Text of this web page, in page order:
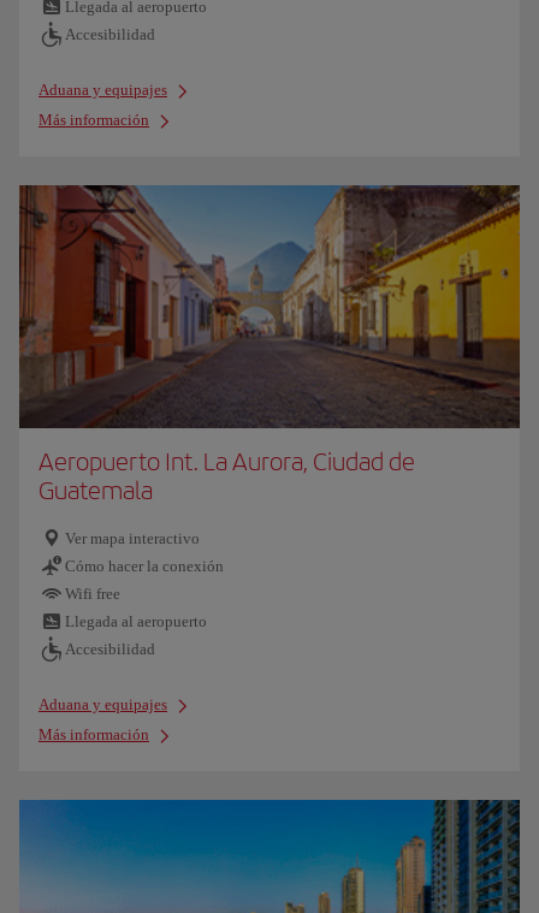
Llegada al aeropuerto
Accesibilidad
Aduana y equipajes
Más información
Aeropuerto Int. La Aurora, Ciudad de
Guatemala
Ver mapa interactivo
Cómo hacer la conexión
Wifi free
Llegada al aeropuerto
Accesibilidad
Aduana y equipajes
Más información